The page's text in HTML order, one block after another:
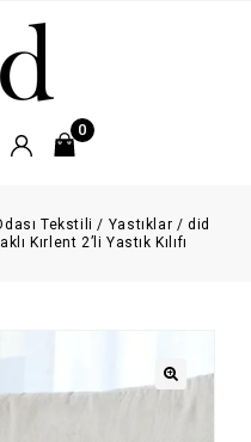
0
Tekstili / Yastıklar / did
Kırlent 2’li Yastık Kılıfı